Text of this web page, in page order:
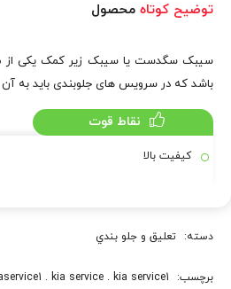
توضیح کوتاه محصول
سیبک سگدست یا سیبک زیر کمک یکی از
باشد که در سرویس های جلوبندی باید به آن
نقاط قوت
کیفیت بالا
دسته: تعلیق و جلو بندي
برچسب: . kia service . kia service1